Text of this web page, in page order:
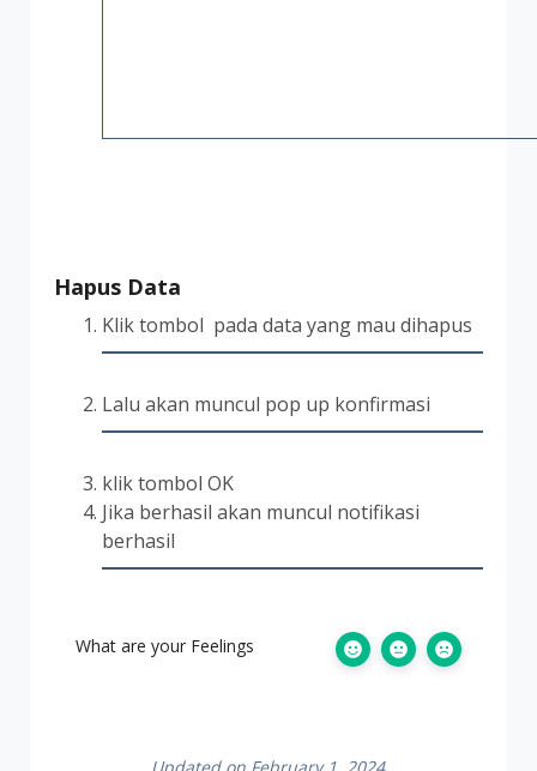
Hapus Data
Klik tombol pada data yang mau dihapus
Lalu akan muncul pop up konfirmasi
klik tombol OK
Jika berhasil akan muncul notifikasi
berhasil
What are your Feelings